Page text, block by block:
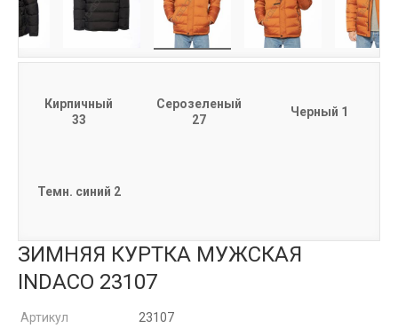
Кирпичный
33
Серозеленый
27
Черный 1
Темн. синий 2
ЗИМНЯЯ КУРТКА МУЖСКАЯ
INDACO 23107
Артикул
23107